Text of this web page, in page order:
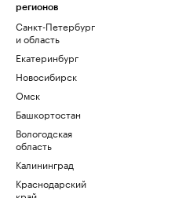
регионов
Санкт-Петербург
и область
Екатеринбург
Новосибирск
Омск
Башкортостан
Вологодская
область
Калининград
Краснодарский